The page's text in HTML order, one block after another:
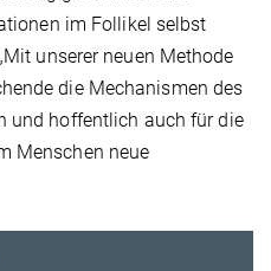
im Follikel selbst
unserer neuen Methode
die Mechanismen des
und hoffentlich auch für die
Menschen neue